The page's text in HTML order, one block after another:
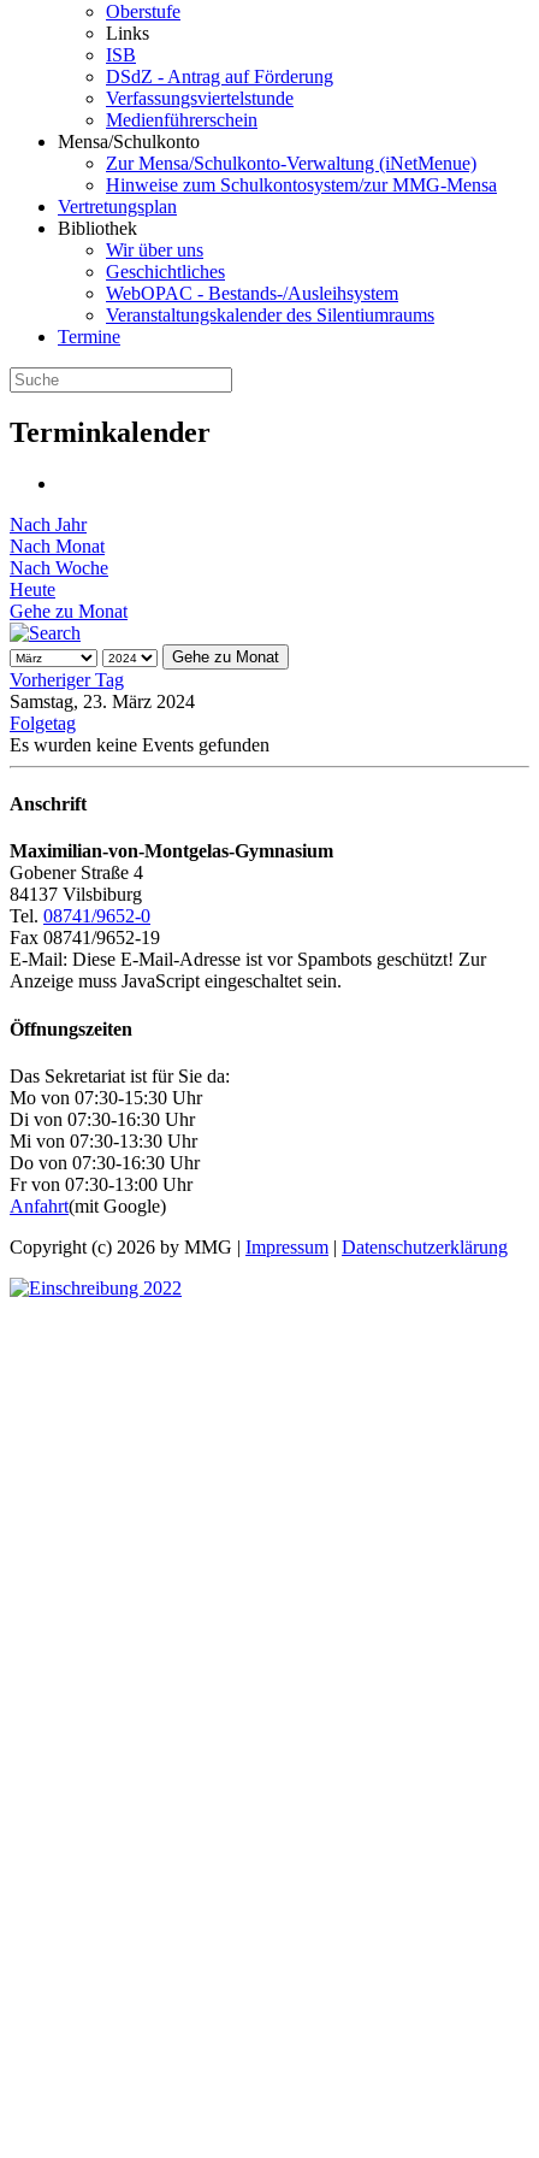
Oberstufe
Links
ISB
DSdZ - Antrag auf Förderung
Verfassungsviertelstunde
Medienführerschein
Mensa/Schulkonto
Zur Mensa/Schulkonto-Verwaltung (iNetMenue)
Hinweise zum Schulkontosystem/zur MMG-Mensa
Vertretungsplan
Bibliothek
Wir über uns
Geschichtliches
WebOPAC - Bestands-/Ausleihsystem
Veranstaltungskalender des Silentiumraums
Termine
Terminkalender
Nach Jahr
Nach Monat
Nach Woche
Heute
Gehe zu Monat
Gehe zu Monat
Vorheriger Tag
Samstag, 23. März 2024
Folgetag
Es wurden keine Events gefunden
Anschrift
Maximilian-von-Montgelas-Gymnasium
Gobener Straße 4
84137 Vilsbiburg
Tel. 08741/9652-0
Fax 08741/9652-19
E-Mail: Diese E-Mail-Adresse ist vor Spambots geschützt! Zur
Anzeige muss JavaScript eingeschaltet sein.
Öffnungszeiten
Das Sekretariat ist für Sie da:
Mo von 07:30-15:30 Uhr
Di von 07:30-16:30 Uhr
Mi von 07:30-13:30 Uhr
Do von 07:30-16:30 Uhr
Fr von 07:30-13:00 Uhr
Anfahrt(mit Google)
Copyright (c) 2026 by MMG | Impressum | Datenschutzerklärung